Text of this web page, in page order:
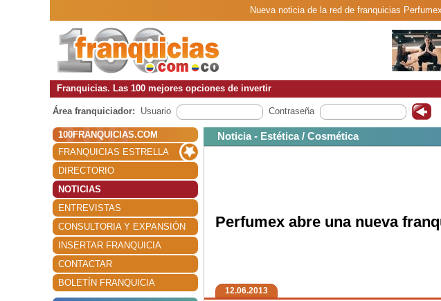
Nueva noticia de la red de franquicias
Franquicias. Las 100 mejores opciones de invertir
Área franquiciador: Usuario Contraseña
100FRANQUICIAS.COM
FRANQUICIAS ESTRELLA
DIRECTORIO
NOTICIAS
ENTREVISTAS
CONSULTORIA Y EXPANSIÓN
INSERTAR FRANQUICIA
CONTACTAR
BOLETÍN FRANQUICIA
Noticia - Estética / Cosmética
Perfumex abre una nueva
12.06.2013